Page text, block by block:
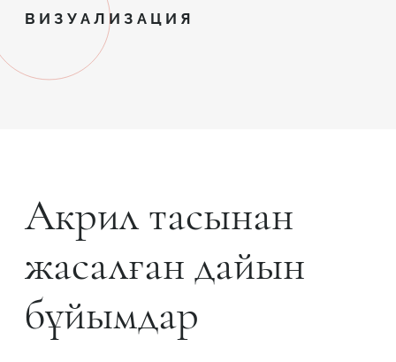
ВИЗУАЛИЗАЦИЯ
Акрил тасынан
жасалған дайын
бұйымдар